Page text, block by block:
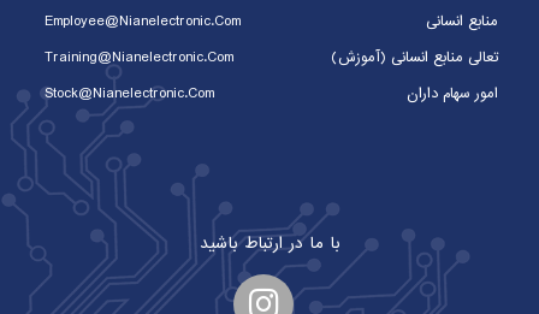
منابع انسانی
Employee@nianelectronic.com
تعالی منابع انسانی (آموزش)
Training@nianelectronic.com
امور سهام داران
Stock@nianelectronic.com
با ما در ارتباط باشید